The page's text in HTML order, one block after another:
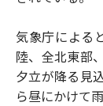
気象庁による
陸、全北東部
夕立が降る見
ら昼にかけて